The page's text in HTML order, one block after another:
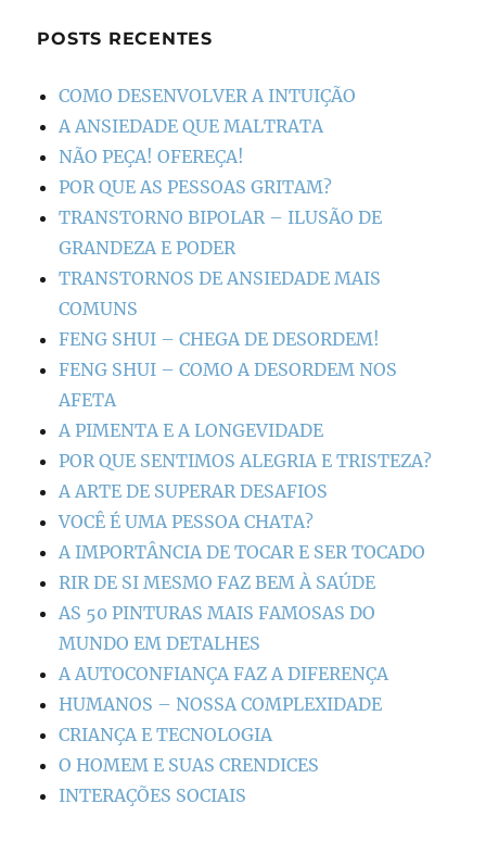
POSTS RECENTES
COMO DESENVOLVER A INTUIÇÃO
A ANSIEDADE QUE MALTRATA
NÃO PEÇA! OFEREÇA!
POR QUE AS PESSOAS GRITAM?
TRANSTORNO BIPOLAR – ILUSÃO DE
GRANDEZA E PODER
TRANSTORNOS DE ANSIEDADE MAIS
COMUNS
FENG SHUI – CHEGA DE DESORDEM!
FENG SHUI – COMO A DESORDEM NOS
AFETA
A PIMENTA E A LONGEVIDADE
POR QUE SENTIMOS ALEGRIA E TRISTEZA?
A ARTE DE SUPERAR DESAFIOS
VOCÊ É UMA PESSOA CHATA?
A IMPORTÂNCIA DE TOCAR E SER TOCADO
RIR DE SI MESMO FAZ BEM À SAÚDE
AS 50 PINTURAS MAIS FAMOSAS DO
MUNDO EM DETALHES
A AUTOCONFIANÇA FAZ A DIFERENÇA
HUMANOS – NOSSA COMPLEXIDADE
CRIANÇA E TECNOLOGIA
O HOMEM E SUAS CRENDICES
INTERAÇÕES SOCIAIS